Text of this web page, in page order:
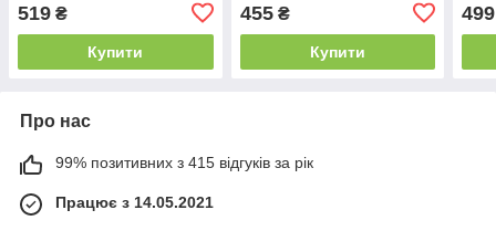
двері
519 ₴
Купити
відчиняються
455₴
Купити
499
Про нас
99% позитивних з 415 відгуків за рік
Працює з 14.05.2021